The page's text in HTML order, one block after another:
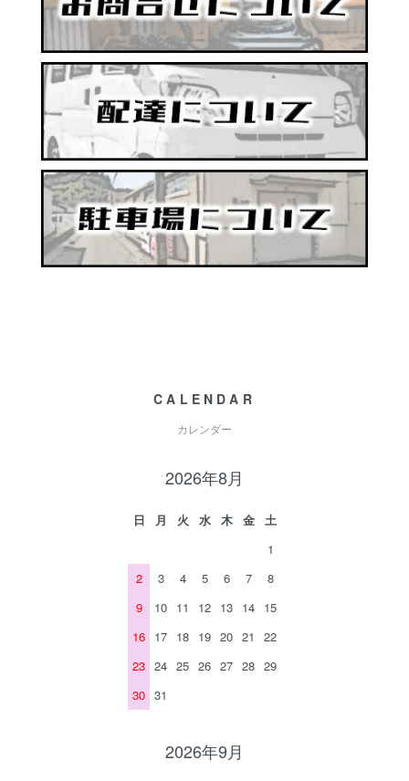
CALENDAR
カレンダー
2026年8月
日 月 火 水 木 金
土
1
2
3 4 5 6 7
8
9
10 11 12 13 14 15
16 17 18 19 20 21
22
23 24 25 26 27 28 29
30 31
2026年9月